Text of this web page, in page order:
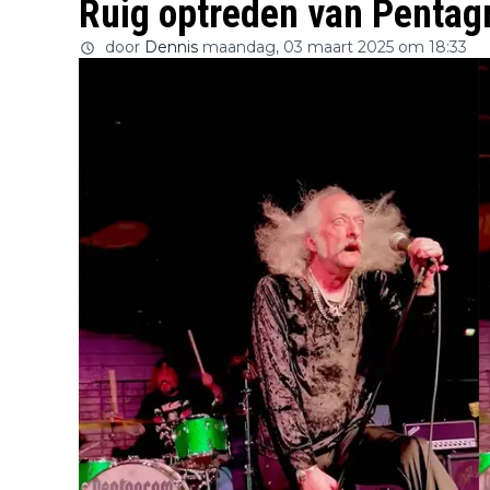
Ruig optreden van
door Dennis maandag, 03 maart 2025 om 18:33